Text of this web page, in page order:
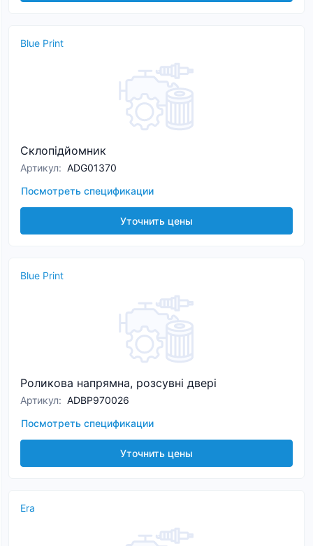
Blue Print
Склопідйомник
Артикул: ADG01370
Посмотреть спецификации
Уточнить цены
Blue Print
Роликова напрямна, розсувні двері
Артикул: ADBP970026
Посмотреть спецификации
Уточнить цены
Era